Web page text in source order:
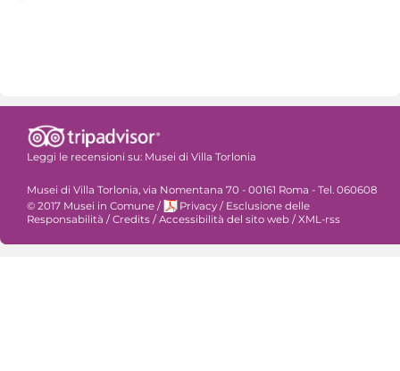
Leggi le recensioni su: Musei di Villa Torlonia
Musei di Villa Torlonia, via Nomentana 70 - 00161 Roma - Tel. 060608
© 2017 Musei in Comune / Privacy / Esclusione delle
Responsabilità /Credits /Accessibilità del sito web /XML-rss